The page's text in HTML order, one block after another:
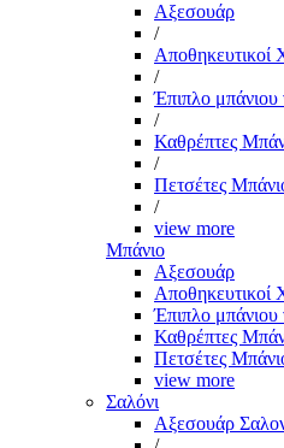
Αξεσουάρ
/
Αποθηκευτικοί
/
Έπιπλο μπάνιου
/
Καθρέπτες
/
Πετσέτες
/
view more
Μπάνιο
Αξεσουάρ
Αποθηκευτικοί
Έπιπλο μπάνιου
Καθρέπτες
Πετσέτες
view more
Σαλόνι
Αξεσουάρ